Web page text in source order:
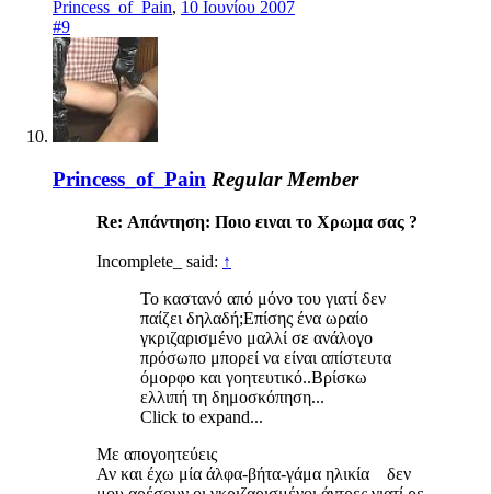
Princess_of_Pain, 10 Ιουνίου 2007
#9
Princess_of_Pain Regular Member
Re: Απάντηση: Ποιο ειναι το Χρωμα σας ?
Incomplete_ said: ↑
To καστανό από μόνο του γιατί δεν
παίζει δηλαδή;Επίσης ένα ωραίο
γκριζαρισμένο μαλλί σε ανάλογο
πρόσωπο μπορεί να είναι απίστευτα
όμορφο και γοητευτικό..Βρίσκω
ελλιπή τη δημοσκόπηση...
Click to expand...
Με απογοητεύεις
Αν και έχω μία άλφα-βήτα-γάμα ηλικία δεν